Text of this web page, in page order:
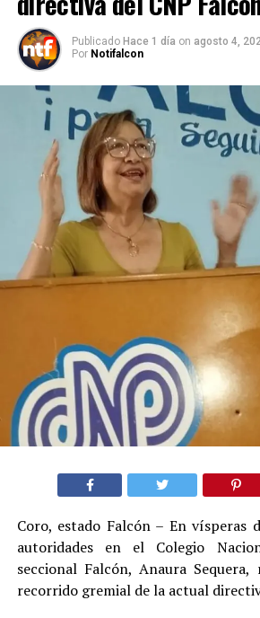
Publicado Hace 1 día on agosto 4,
Por Notifalcon
Coro, estado Falcón – En vísperas
autoridades en el Colegio
seccional Falcón, Anaura
recorrido gremial de la actual